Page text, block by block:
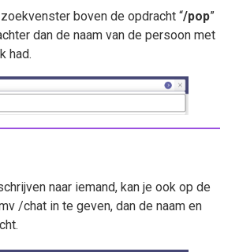
boven de opdracht “/pop”
dan de naam van de persoon met
had.
naar iemand, kan je ook op de
/chat in te geven, dan de naam en